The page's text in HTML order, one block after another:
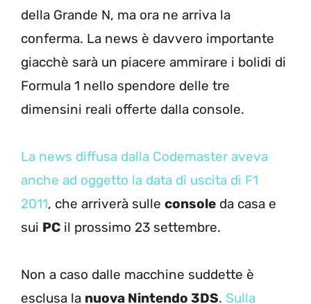
della Grande N, ma ora ne arriva la
conferma. La news è davvero importante
giacchè sarà un piacere ammirare i bolidi di
Formula 1 nello spendore delle tre
dimensini reali offerte dalla console.
La news diffusa dalla Codemaster aveva
anche ad oggetto la data di uscita di F1
2011, che arriverà sulle console da casa e
sui PC il prossimo 23 settembre.
Non a caso dalle macchine suddette è
esclusa la nuova Nintendo 3DS. Sulla